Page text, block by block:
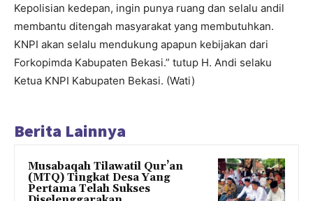
Kepolisian kedepan, ingin punya ruang dan selalu andil
membantu ditengah masyarakat yang membutuhkan.
KNPI akan selalu mendukung apapun kebijakan dari
Forkopimda Kabupaten Bekasi.” tutup H. Andi selaku
Ketua KNPI Kabupaten Bekasi. (Wati)
Berita Lainnya
Musabaqah Tilawatil Qur’an
(MTQ) Tingkat Desa Yang
Pertama Telah Sukses